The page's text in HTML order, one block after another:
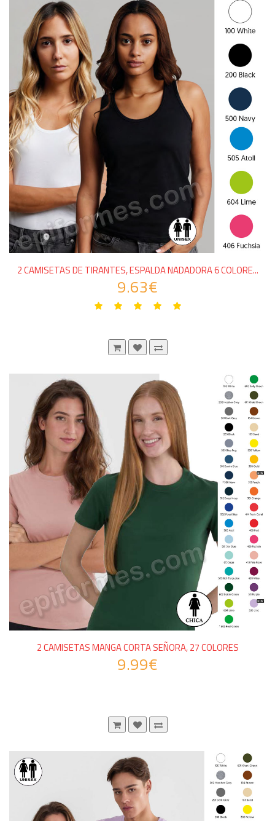
2 CAMISETAS DE TIRANTES, ESPALDA NADADORA 6 COLORE...
9.63€
2 CAMISETAS MANGA CORTA SEÑORA, 27 COLORES
9.99€